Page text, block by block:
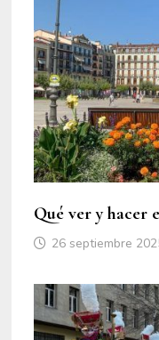
Qué ver y hacer
26 septiembre